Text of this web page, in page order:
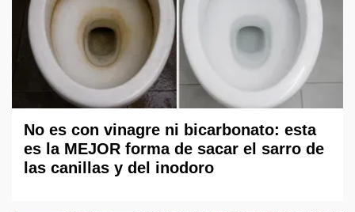
No es con vinagre ni bicarbonato: esta
es la MEJOR forma de sacar el sarro de
las canillas y del inodoro